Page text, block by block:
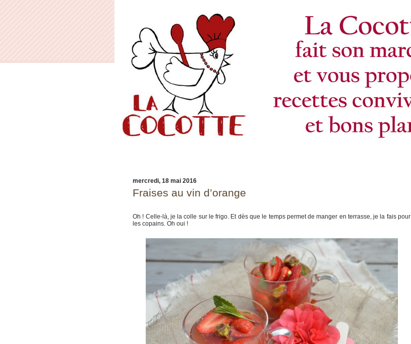
mercredi, 18 mai 2016
Fraises au vin d’orange
Oh ! Celle-là, je la colle sur le frigo. Et dès que le temps permet de manger en terrasse, je la fais pour
les copains. Oh oui !